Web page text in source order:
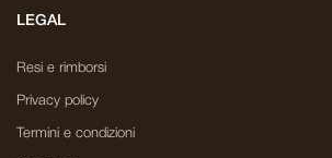
LEGAL
Resi e rimborsi
Privacy policy
Termini e condizioni